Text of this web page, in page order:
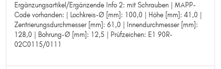
Ergänzungsartikel/Ergänzende Info 2: mit Schrauben | MAPP-
Code vorhanden: | Lochkreis-Ø [mm]: 100,0 | Höhe [mm]: 41,0 |
Zentrierungsdurchmesser [mm]: 61,0 | Innendurchmesser [mm]:
128,0 | Bohrung-Ø [mm]: 12,5 | Prüfzeichen: E1 90R-
02C0115/0111
Bremsscheibenart: belüftet
Oberfläche: beschichtet
Lochanzahl: 4
Ergänzungsartikel/Ergänzende Info 2: mit Schrauben
MAPP-Code vorhanden:
Höhe [mm]: 41,0